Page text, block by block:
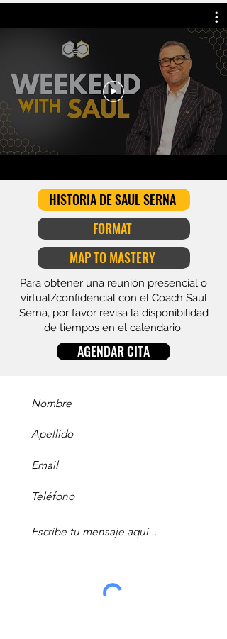
HISTORIA DE SAUL SERNA
FORMAT
MAP TO MASTERY
Para obtener una reunión presencial o
virtual/confidencial con el Coach Saúl
Serna, por favor revisa la disponibilidad
de tiempos en el calendario.
AGENDAR CITA